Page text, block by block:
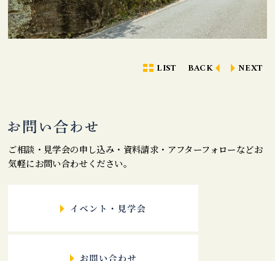
LIST BACK NEXT
ご相談・見学会の申し込み・資料請求・アフターフォローなどお
気軽にお問い合わせください。